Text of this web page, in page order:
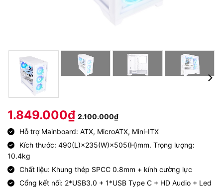
1.849.000₫ 2.100.000₫
Hỗ trợ Mainboard: ATX, MicroATX, Mini-ITX
Kích thước: 490(L)×235(W)×505(H)mm. Trọng lượng:
10.4kg
Chất liệu: Khung thép SPCC 0.8mm + kính cường lực
Cổng kết nối: 2*USB3.0 + 1*USB Type C + HD Audio + Led